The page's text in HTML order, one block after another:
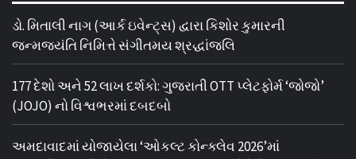
ડો. મિતાલી નાગ (આર્ક ઇવેન્ટ્સ) દ્વારા કિશોર કુમારની
જન્મજયંતિ નિમિત્તે સંગીતમય શ્રદ્ધાંજલિ
177 દેશો અને 52 લાખ દર્શકો: ગુજરાતી OTT પ્લેટફોર્મ ‘જોજો’
(JOJO) નો વિશ્વભરમાં દબદબો
અમદાવાદમાં યોજાયેલા ‘ઓકલ્ટ કોન્ક્લેવ 2026’માં